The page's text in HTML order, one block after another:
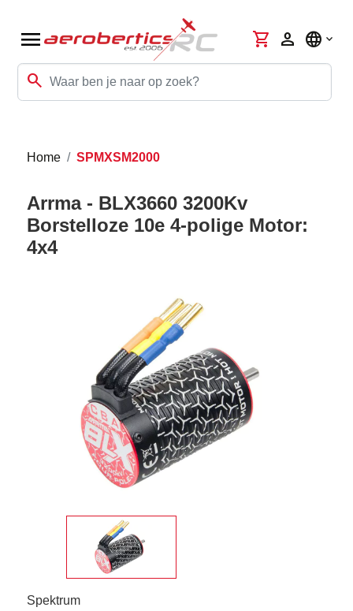
menu
search
shopping_cart person language
Home SPMXSM2000
Arrma - BLX3660 3200Kv
Borstelloze 10e 4-polige Motor:
4x4
Spektrum